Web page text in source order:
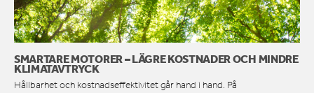
SMARTARE MOTORER – LÄGRE KOSTNADER OCH MINDRE
KLIMATAVTRYCK
Hållbarhet och kostnadseffektivitet går hand i hand. På